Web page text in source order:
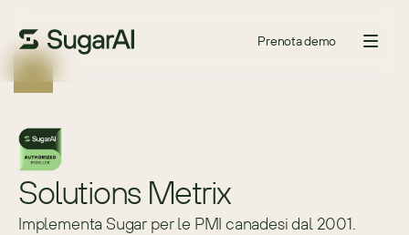
Prenota demo
Solutions Metrix
Implementa Sugar per le PMI canadesi dal 2001.